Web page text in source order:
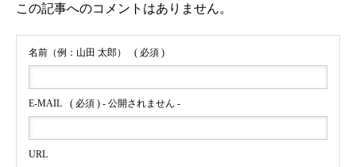
この記事へのコメントはありません。
名前（例：山田 太郎） ( 必須 )
E-MAIL ( 必須 ) - 公開されません -
URL